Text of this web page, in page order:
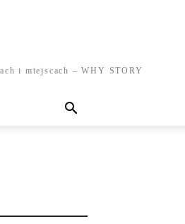
i miejscach – WHY STORY